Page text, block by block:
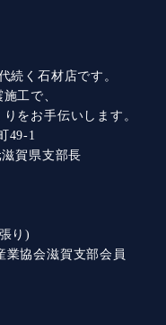
続く石材店です。
工で、
をお手伝いします。
49-1
賀県支部長
り)
協会滋賀支部会員